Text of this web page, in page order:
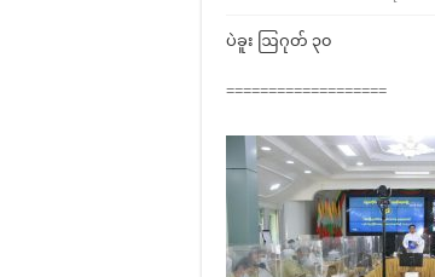
ပဲခူး ဩဂုတ် ၃၀
===================